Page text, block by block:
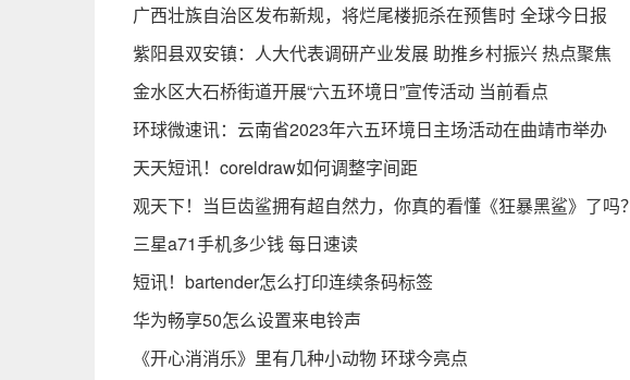
广西壮族自治区发布新规，将烂尾楼扼杀在预售时 全球今日报
紫阳县双安镇：人大代表调研产业发展 助推乡村振兴 热点聚焦
金水区大石桥街道开展“六五环境日”宣传活动 当前看点
环球微速讯：云南省2023年六五环境日主场活动在曲靖市举办
天天短讯！coreldraw如何调整字间距
观天下！当巨齿鲨拥有超自然力，你真的看懂《狂暴黑鲨》了吗？
三星a71手机多少钱 每日速读
短讯！bartender怎么打印连续条码标签
华为畅享50怎么设置来电铃声
《开心消消乐》里有几种小动物 环球今亮点